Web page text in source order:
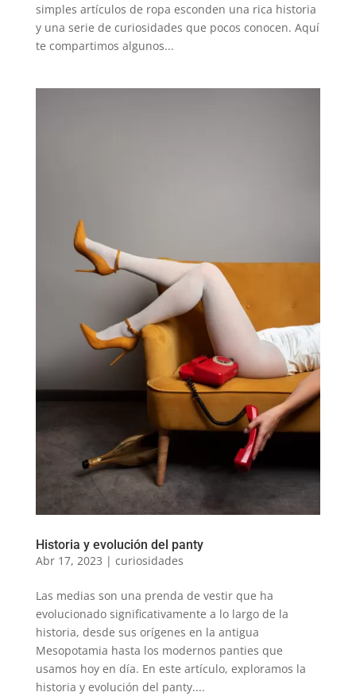
simples artículos de ropa esconden una rica historia
y una serie de curiosidades que pocos conocen. Aquí
te compartimos algunos...
Historia y evolución del panty
Abr 17, 2023 | curiosidades
Las medias son una prenda de vestir que ha
evolucionado significativamente a lo largo de la
historia, desde sus orígenes en la antigua
Mesopotamia hasta los modernos panties que
usamos hoy en día. En este artículo, exploramos la
historia y evolución del panty....